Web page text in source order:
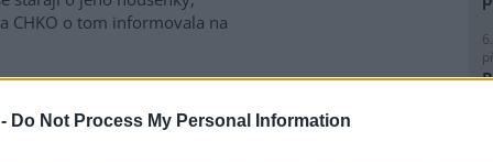
Do Not Process My Personal Information
CHKO o tom informovala na
a zeleně, zvýšil i